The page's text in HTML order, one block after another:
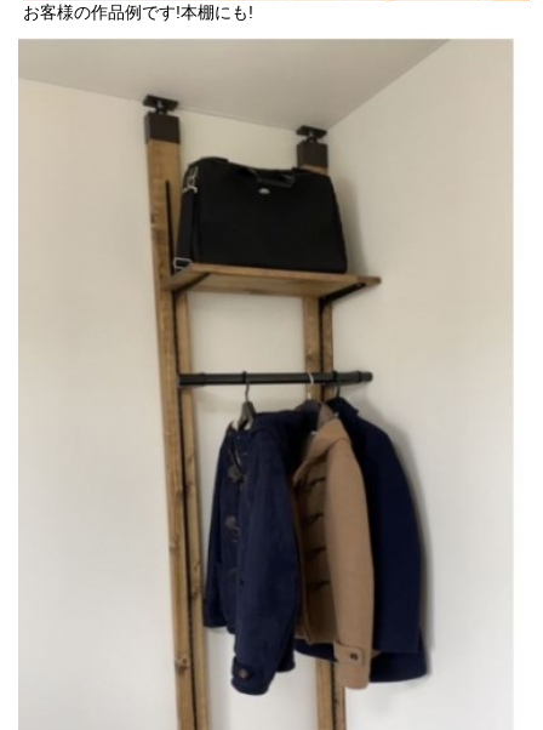
お客様の作品例です!本棚にも!